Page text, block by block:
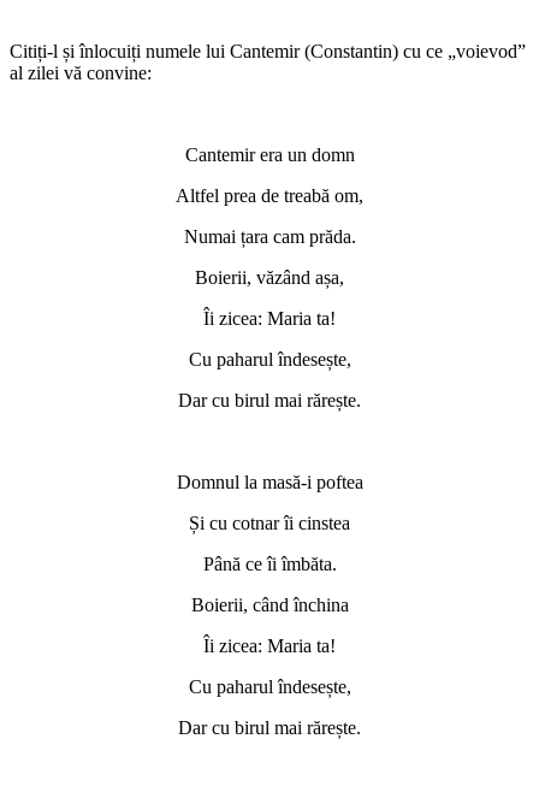
Citiți-l și înlocuiți numele lui Cantemir (Constantin) cu ce „voievod”
al zilei vă convine:
Cantemir era un domn
Altfel prea de treabă om,
Numai țara cam prăda.
Boierii, văzând așa,
Îi zicea: Maria ta!
Cu paharul îndesește,
Dar cu birul mai rărește.
Domnul la masă-i poftea
Și cu cotnar îi cinstea
Până ce îi îmbăta.
Boierii, când închina
Îi zicea: Maria ta!
Cu paharul îndesește,
Dar cu birul mai rărește.